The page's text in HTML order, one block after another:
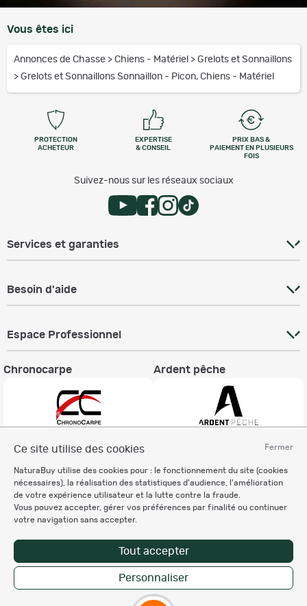
Fermer
Ce site utilise des cookies
NaturaBuy utilise des cookies pour : le fonctionnement du site (cookies
nécessaires), la réalisation des statistiques d'audience, l'amélioration
de votre expérience utilisateur et la lutte contre la fraude.
Vous pouvez accepter, gérer vos préférences par finalité ou continuer
votre navigation sans accepter.
Tout accepter
Personnaliser
Vous êtes ici
Annonces de Chasse > Chiens - Matériel > Grelots et Sonnaillons
> Grelots et Sonnaillons Sonnaillon - Picon, Chiens - Matériel
PROTECTION
ACHETEUR
EXPERTISE
& CONSEIL
PRIX BAS &
PAIEMENT EN PLUSIEURS
FOIS
Suivez-nous sur les réseaux sociaux
Services et garanties
Besoin d'aide
Espace Professionnel
Chronocarpe Ardent pêche
Charte éthique
Mentions légales
Règlement & Conditions d'utilisation
Politique de protection
des données personnelles
Personnalisation des cookies
Copyright © 2007-2026 NaturaBuy. Tous droits réservés. N°CNIL: 1239459.
Les marques commerciales mentionnées appartiennent à leurs propriétaires